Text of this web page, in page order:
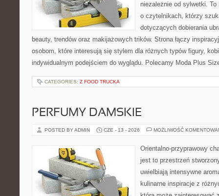
niezależnie od sylwetki.
o czytelnikach, którzy
dotyczących dobierania
beauty, trendów oraz makijażowych trików. Strona łączy
osobom, które interesują się stylem dla różnych typów figury,
indywidualnym podejściem do wyglądu. Polecamy Moda Plus
CATEGORIES: Z FOOD TRUCKA
PERFUMY DAMSKIE
POSTED BY ADMIN CZE - 13 - 2026 MOŻLIWOŚĆ
Orientalno-przyprawowy
jest to przestrzeń
uwielbiają intensywne
kulinarne inspiracje z